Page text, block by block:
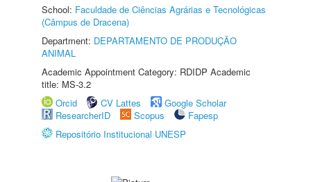
School: Faculdade de Ciências Agrárias e Tecnológicas
(Câmpus de Dracena)
Department: DEPARTAMENTO DE PRODUÇÃO
ANIMAL
Academic Appointment Category: RDIDP Academic
title: MS-3.2
Orcid
CV Lattes
Google Scholar
ResearcherID
Scopus
Fapesp
Repositório Institucional UNESP